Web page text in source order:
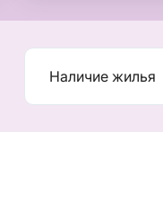
Наличие жилья